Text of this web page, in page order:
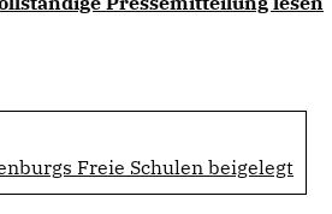
Freie Schulen beigelegt